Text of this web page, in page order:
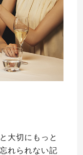
大切にもっと
れられない記
入と
相談
ョップ